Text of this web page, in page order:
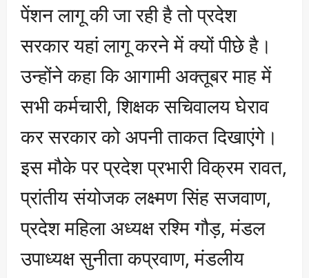
पेंशन लागू की जा रही है तो प्रदेश
सरकार यहां लागू करने में क्यों पीछे है।
उन्होंने कहा कि आगामी अक्तूबर माह में
सभी कर्मचारी, शिक्षक सचिवालय घेराव
कर सरकार को अपनी ताकत दिखाएंगे।
इस मौके पर प्रदेश प्रभारी विक्रम रावत,
प्रांतीय संयोजक लक्ष्मण सिंह सजवाण,
प्रदेश महिला अध्यक्ष रश्मि गौड़, मंडल
उपाध्यक्ष सुनीता कप्रवाण, मंडलीय